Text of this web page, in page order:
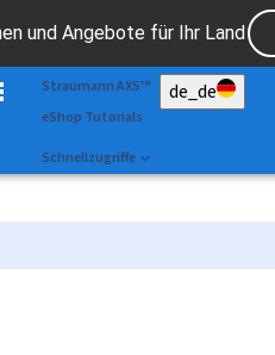
und Angebote für Ihr Land
Scan&Shape
Straumann AXS™
eShop Tutorials
Schnellzugriffe
de_de